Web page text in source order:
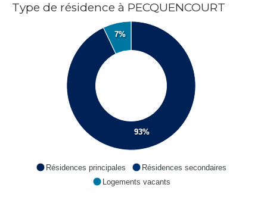
Type de résidence à PECQUENCOURT
93%
7%
Résidences principales
Résidences secondaires
Logements vacants